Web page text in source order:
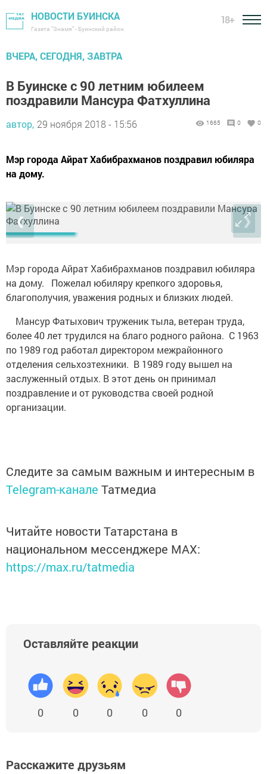
НОВОСТИ БУИНСКА
Газета "Знамя" - Буинский район
18+
ВЧЕРА, СЕГОДНЯ, ЗАВТРА
В Буинске с 90 летним юбилеем
поздравили Мансура Фатхуллина
автор, 29 ноября 2018 - 15:56 1665 0 0
Мэр города Айрат Хабибрахманов поздравил юбиляра
на дому.
❮ ❯
Мэр города Айрат Хабибрахманов поздравил юбиляра
на дому. Пожелал юбиляру крепкого здоровья,
благополучия, уважения родных и близких людей.
Мансур Фатыхович труженик тыла, ветеран труда,
более 40 лет трудился на благо родного района. С 1963
по 1989 год работал директором межрайонного
отделения сельхозтехники. В 1989 году вышел на
заслуженный отдых. В этот день он принимал
поздравление и от руководства своей родной
организации.
Следите за самым важным и интересным в
Telegram-канале Татмедиа
Читайте новости Татарстана в
национальном мессенджере MАХ:
https://max.ru/tatmedia
Оставляйте реакции
0 0 0 0 0
Расскажите друзьям